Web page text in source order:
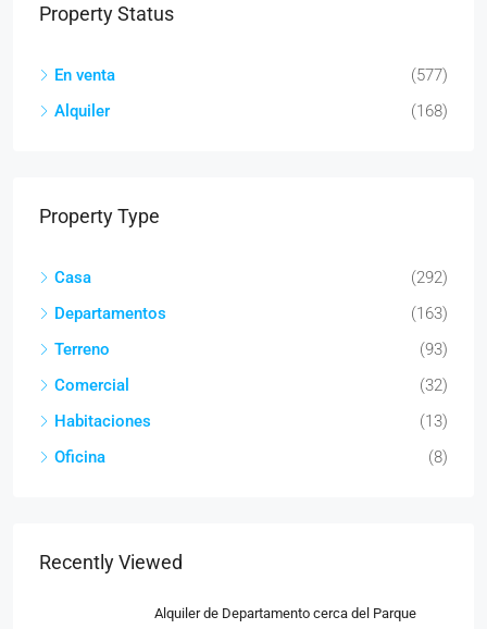
Property Status
En venta
(577)
Alquiler
(168)
Property Type
Casa
(292)
Departamentos
(163)
Terreno
(93)
Comercial
(32)
Habitaciones
(13)
Oficina
(8)
Recently Viewed
Alquiler de Departamento cerca del Parque